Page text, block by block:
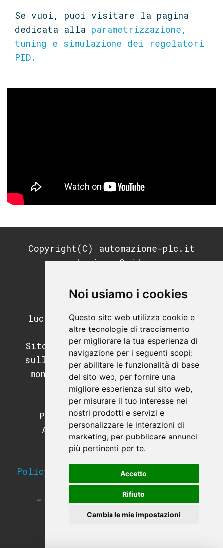
Noi usiamo i cookies
Questo sito web utilizza cookie e
altre tecnologie di tracciamento
per migliorare la tua esperienza di
navigazione per i seguenti scopi:
per abilitare le funzionalità di base
del sito web, per fornire una
migliore esperienza sul sito web,
per misurare il tuo interesse nei
nostri prodotti e servizi e
personalizzare le interazioni di
marketing, per pubblicare annunci
più pertinenti per te.
Accetto
Rifiuto
Cambia le mie impostazioni
Se vuoi, puoi visitare la pagina
dedicata alla parametrizzazione,
tuning e simulazione dei regolatori
PID.
Copyright(C) automazione-plc.it
Luciano Guida
REA: MI-2791053
luciano.guida@postecertifica.it
Sito di informazione e didattica
sull'automazione industriale, il
mondo dei PLC e dei sistemi di
supervisione.
Programmazione PLC.
Programmazione SCADA e HMI.
Apparecchiature e hardware
industriale.
Policy sulla Privacy e utilizzo dei
Cookies
-
Modifica le preferenze sui
Cookies-